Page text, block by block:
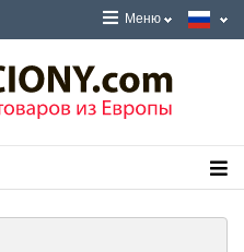
Меню